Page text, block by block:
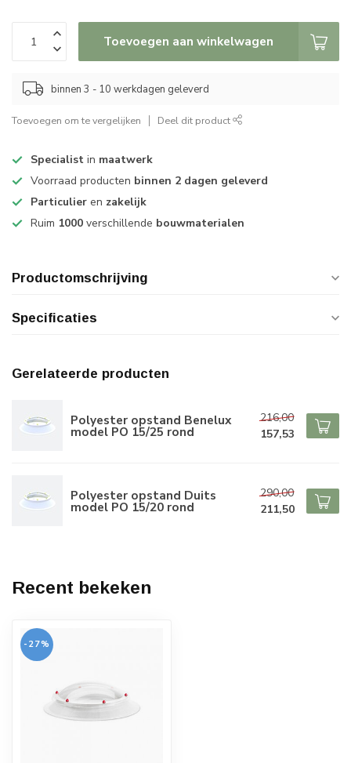
Toevoegen aan winkelwagen
binnen 3 - 10 werkdagen geleverd
Toevoegen om te vergelijken Deel dit product
Specialist in maatwerk
Voorraad producten binnen 2 dagen geleverd
Particulier en zakelijk
Ruim 1000 verschillende bouwmaterialen
Productomschrijving
Specificaties
Gerelateerde producten
Polyester opstand Benelux
model PO 15/25 rond
216,00
157,53
Polyester opstand Duits
model PO 15/20 rond
290,00
211,50
Recent bekeken
-27%